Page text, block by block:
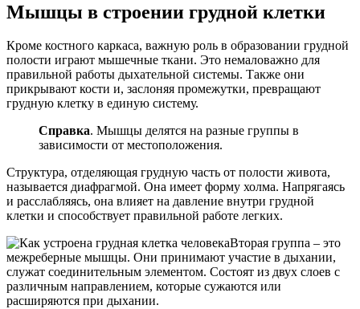
Мышцы в строении грудной клетки
Кроме костного каркаса, важную роль в образовании грудной
полости играют мышечные ткани. Это немаловажно для
правильной работы дыхательной системы. Также они
прикрывают кости и, заслоняя промежутки, превращают
грудную клетку в единую систему.
Справка. Мышцы делятся на разные группы в
зависимости от местоположения.
Структура, отделяющая грудную часть от полости живота,
называется диафрагмой. Она имеет форму холма. Напрягаясь
и расслабляясь, она влияет на давление внутри грудной
клетки и способствует правильной работе легких.
Вторая группа – это
межреберные мышцы. Они принимают участие в дыхании,
служат соединительным элементом. Состоят из двух слоев с
различным направлением, которые сужаются или
расширяются при дыхании.